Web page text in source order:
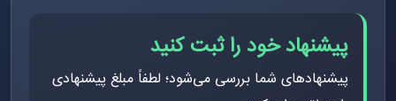
پیشنهاد خود را ثبت کنید
پیشنهادهای شما بررسی می‌شود؛ لطفاً مبلغ پیشنهادی